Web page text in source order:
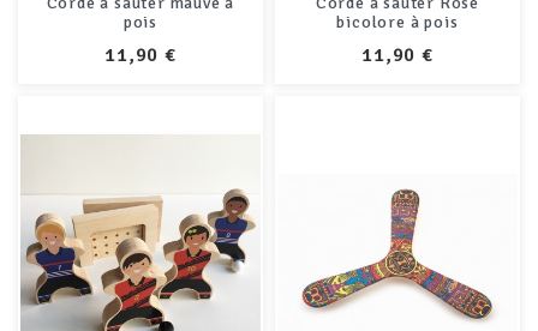
pois
PRIX
11,90 €
bicolore à pois
PRIX
11,90 €